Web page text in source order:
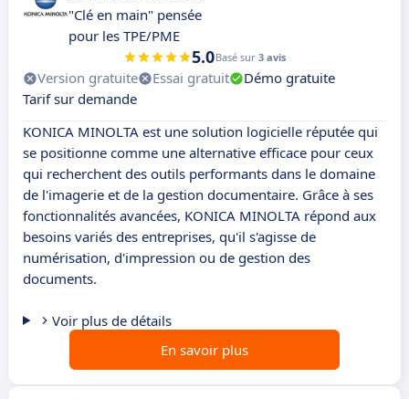
"Clé en main" pensée
pour les TPE/PME
5.0Basé sur 3 avis
Version gratuite Essai gratuit
Démo gratuite
Tarif sur demande
KONICA MINOLTA est une solution logicielle réputée qui
se positionne comme une alternative efficace pour ceux
qui recherchent des outils performants dans le domaine
de l'imagerie et de la gestion documentaire. Grâce à ses
fonctionnalités avancées, KONICA MINOLTA répond aux
besoins variés des entreprises, qu'il s'agisse de
numérisation, d'impression ou de gestion des
documents.
Voir plus de détails
En savoir plus